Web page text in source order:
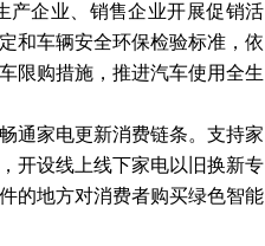
产企业、销售企业开展促销活
和车辆安全环保检验标准，依
限购措施，推进汽车使用全生
家电更新消费链条。支持家
开设线上线下家电以旧换新专
的地方对消费者购买绿色智能